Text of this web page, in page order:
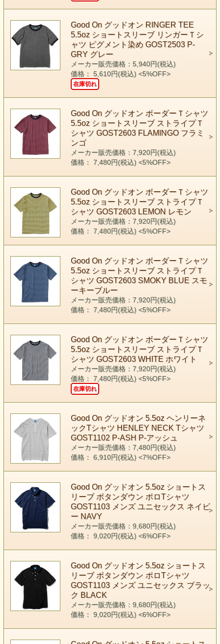
Good On グッドオン RINGER TEE
5.5oz ショートスリーブ リンガーＴシ
ャツ ピグメント染め GOST2503 P-
GRY グレー
メーカー販売価格：5,940円(税込)
価格： 5,610円(税込) <5%OFF>
在庫切れ
Good On グッドオン ボーダーＴシャツ
5.5oz ショートスリーブ ストライプＴ
シャツ GOST2603 FLAMINGO フラミ
ンゴ
メーカー販売価格：7,920円(税込)
価格： 7,480円(税込) <5%OFF>
Good On グッドオン ボーダーＴシャツ
5.5oz ショートスリーブ ストライプＴ
シャツ GOST2603 LEMON レモン
メーカー販売価格：7,920円(税込)
価格： 7,480円(税込) <5%OFF>
Good On グッドオン ボーダーＴシャツ
5.5oz ショートスリーブ ストライプＴ
シャツ GOST2603 SMOKY BLUE スモ
ーキーブルー
メーカー販売価格：7,920円(税込)
価格： 7,480円(税込) <5%OFF>
Good On グッドオン ボーダーＴシャツ
5.5oz ショートスリーブ ストライプＴ
シャツ GOST2603 WHITE ホワイト
メーカー販売価格：7,920円(税込)
価格： 7,480円(税込) <5%OFF>
在庫切れ
Good On グッドオン 5.5oz ヘンリーネ
ックTシャツ HENLEY NECK Tシャツ
GOST1102 P-ASH P-アッシュ
メーカー販売価格：7,480円(税込)
価格： 6,910円(税込) <7%OFF>
Good On グッドオン 5.5oz ショートス
リーブ ボタンダウン ポロTシャツ
GOST1103 メンズ ユニセックス ネイビ
ー NAVY
メーカー販売価格：9,680円(税込)
価格： 9,020円(税込) <6%OFF>
Good On グッドオン 5.5oz ショートス
リーブ ボタンダウン ポロTシャツ
GOST1103 メンズ ユニセックス ブラッ
ク BLACK
メーカー販売価格：9,680円(税込)
価格： 9,020円(税込) <6%OFF>